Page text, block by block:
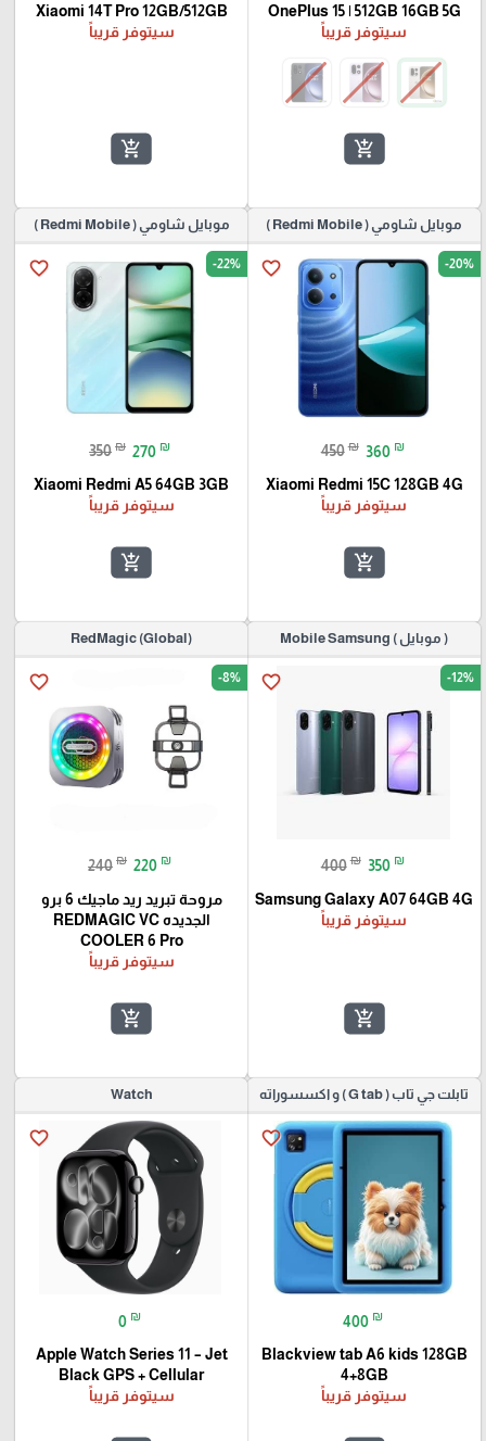
OnePlus 15 | 512GB 16GB 5G
سيتوفر قريباً
add_shopping_cart
Xiaomi 14T Pro 12GB/512GB
سيتوفر قريباً
add_shopping_cart
موبايل شاومي ( Redmi Mobile )
favorite_border -20%
450 ₪ 360 ₪
Xiaomi Redmi 15C 128GB 4G
سيتوفر قريباً
add_shopping_cart
موبايل شاومي ( Redmi Mobile )
favorite_border -22%
350 ₪ 270 ₪
Xiaomi Redmi A5 64GB 3GB
سيتوفر قريباً
add_shopping_cart
( موبايل ) Mobile Samsung
favorite_border -12%
400 ₪ 350 ₪
Samsung Galaxy A07 64GB 4G
سيتوفر قريباً
add_shopping_cart
(RedMagic (Global
favorite_border -8%
240 ₪ 220 ₪
مروحة تبريد ريد ماجيك 6 برو
الجديده REDMAGIC VC
COOLER 6 Pro
سيتوفر قريباً
add_shopping_cart
تابلت جي تاب ( G tab ) و اكسسوراته
favorite_border
400 ₪
Blackview tab A6 kids 128GB
4+8GB
سيتوفر قريباً
Watch
favorite_border
0 ₪
Apple Watch Series 11 – Jet
Black GPS + Cellular
سيتوفر قريباً